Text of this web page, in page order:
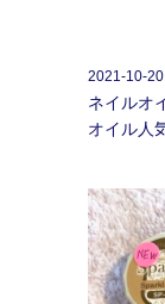
2021-10-20
ネイルオ
オイル人